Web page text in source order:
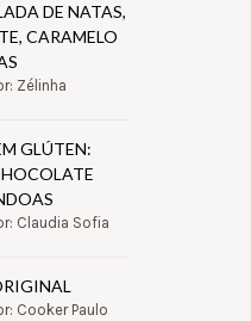
DE NATAS,
CARAMELO
Zélinha
GLÚTEN:
Claudia Sofia
Cooker Paulo